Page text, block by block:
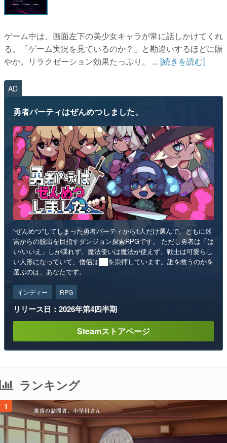
ゲーム中は、画面左下の美少女キャラが常に話しかけてくれ
る。「ゲーム実況を見ているのか？」と勘違いするほどに賑
やか。リラクゼーション効果たっぷり。 ... [続きを読む]
AD
勇者パーティはぜんめつしました。
“ぜんめつ”してしまった勇者パーティから1人だけ選んで、ともに迷
宮からの脱出を目指すダンジョン探索RPGです。 ただし勇者は「は
い/いいえ」しか喋れず、魔法使いは魔法が使えず、戦士は可愛らし
い人形になっていて、僧侶は██を崇拝しています。誰を救うのかを
選ぶのは、あなたです。
インディー RPG
リリース日：2026年第4四半期
Steamストアページ
ランキング
1